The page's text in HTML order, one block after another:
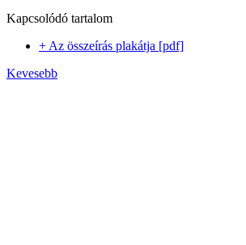
Kapcsolódó tartalom
+ Az összeírás plakátja [pdf]
Kevesebb